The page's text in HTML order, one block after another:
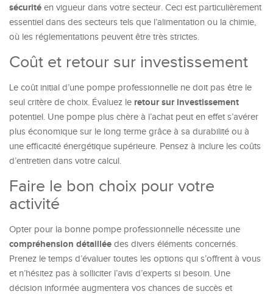
sécurité en vigueur dans votre secteur. Ceci est particulièrement
essentiel dans des secteurs tels que l’alimentation ou la chimie,
où les réglementations peuvent être très strictes.
Coût et retour sur investissement
Le coût initial d’une pompe professionnelle ne doit pas être le
seul critère de choix. Évaluez le retour sur investissement
potentiel. Une pompe plus chère à l’achat peut en effet s’avérer
plus économique sur le long terme grâce à sa durabilité ou à
une efficacité énergétique supérieure. Pensez à inclure les coûts
d’entretien dans votre calcul.
Faire le bon choix pour votre
activité
Opter pour la bonne pompe professionnelle nécessite une
compréhension détaillée des divers éléments concernés.
Prenez le temps d’évaluer toutes les options qui s’offrent à vous
et n’hésitez pas à solliciter l’avis d’experts si besoin. Une
décision informée augmentera vos chances de succès et